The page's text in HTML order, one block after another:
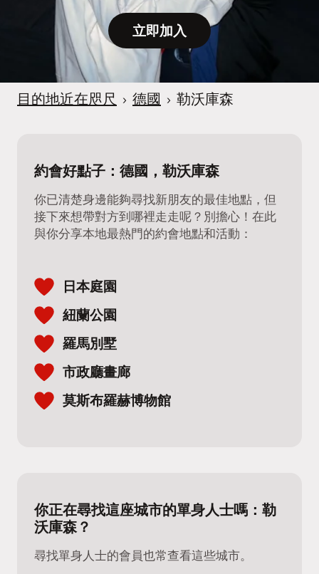
立即加入
目的地近在咫尺 › 德國 › 勒沃庫森
約會好點子：德國，勒沃庫森
你已清楚身邊能夠尋找新朋友的最佳地點，但
接下來想帶對方到哪裡走走呢？別擔心！在此
與你分享本地最熱門的約會地點和活動：
日本庭園
紐蘭公園
羅馬別墅
市政廳畫廊
莫斯布羅赫博物館
你正在尋找這座城市的單身人士嗎：勒
沃庫森？
尋找單身人士的會員也常查看這些城市。